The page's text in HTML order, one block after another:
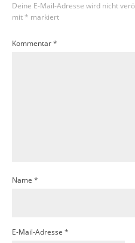
Deine E-Mail-Adresse wird nicht
mit* markiert
Kommentar*
Name *
E-Mail-Adresse *